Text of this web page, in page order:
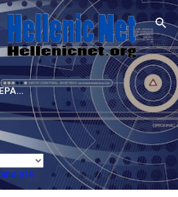
στο κύριο περιεχόμενο